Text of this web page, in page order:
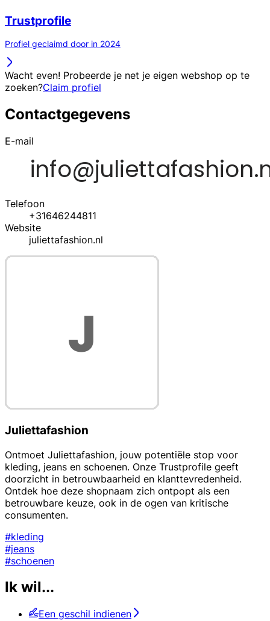
Trustprofile
Profiel geclaimd door in 2024
Wacht even! Probeerde je net je eigen webshop op te
zoeken?Claim profiel
Contactgegevens
E-mail
Telefoon
+31646244811
Website
juliettafashion.nl
Juliettafashion
Ontmoet Juliettafashion, jouw potentiële stop voor
kleding, jeans en schoenen. Onze Trustprofile geeft
doorzicht in betrouwbaarheid en klanttevredenheid.
Ontdek hoe deze shopnaam zich ontpopt als een
betrouwbare keuze, ook in de ogen van kritische
consumenten.
#kleding
#jeans
#schoenen
Ik wil...
Een geschil indienen